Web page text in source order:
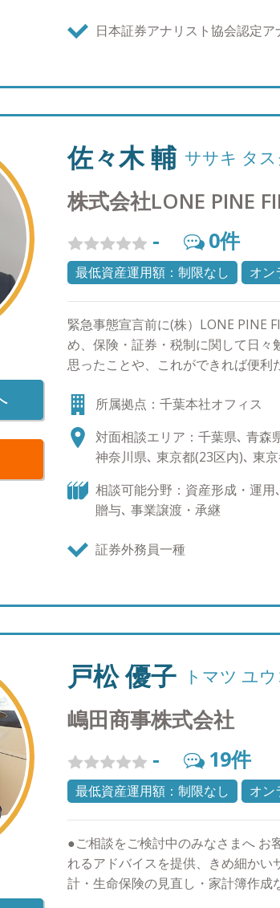
ご提案を行い、継続的な利息とキャ
とが多いです。 【資産運用：情報
の過去の値動きやその要因も分析
教育】 私立大学でライフプランニ
様のご子息、ご令嬢に対して投資
にしていること】 「自分が心の底か
マーケットの状況が悲観的でもご
直に「わからない」とお伝えします
ますし、駄目なものはダメと申し上
思っています。 【自身のマネース
ているので、基本的に収入のうち余
ています。 【出身地】 大阪市 【
す。 【趣味】 ゴルフ、旅行、お酒
伝えることがあります。
日本証券アナリスト協会認定ア
佐々木 輔 ササキ タス
株式会社LONE PINE
- 0件
最低資産運用額：制限なし オン
緊急事態宣言前に(株）LONE PINE
め、保険・証券・税制に関して日々
思ったことや、これができれば便利
方、是非一度ご相談ください】 ・
蓄を考えているが、なかなか上手く
お金の金額が分からない ・月々の
談したらよいかわからない 【趣味
ります。キャンプ好きな方、是非キ
所属拠点：千葉本社オフィス
対面相談エリア：千葉県､ 青森
神奈川県､ 東京都(23区内)､ 東
相談可能分野：資産形成・運用
贈与､ 事業譲渡・承継
証券外務員一種
戸松 優子 トマツ ユウ
嶋田商事株式会社
- 19件
最低資産運用額：制限なし オン
●ご相談をご検討中のみなさまへ お
れるアドバイスを提供、きめ細かい
計・生命保険の見直し・家計簿作成